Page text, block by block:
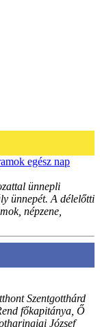
egész nap
ünnepli
ünnepét. A délelőtti
népzene,
Szentgotthárd
főkapitánya, Ő
József